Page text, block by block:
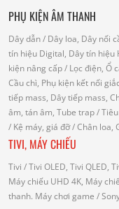
PHỤ KIỆN ÂM THANH
Dây dẫn/ Dây loa, Dây nối
tín hiệu Digital, Dây tín hiệu
kiện nâng cấp/ Lọc điện, Ổ
Cầu chì, Phụ kiện kết nối
tiếp mass, Dây tiếp mass,
âm, tán âm, Tube trap/
/ Kệ máy, giá đỡ/ Chân loa,
TIVI, MÁY CHIẾU
Tivi / Tivi OLED, Tivi QLED,
Máy chiếu UHD 4K, Máy
thanh. Máy chơi game /